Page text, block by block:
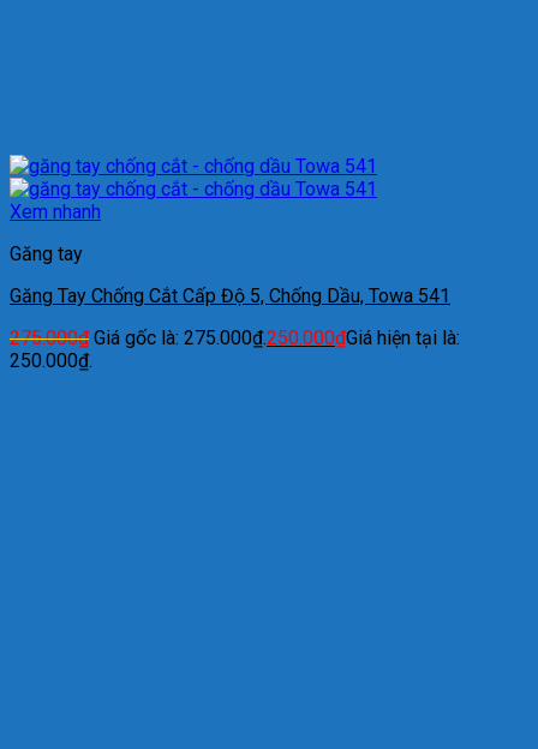
Xem nhanh
Găng tay
Găng Tay Chống Cắt Cấp Độ 5, Chống Dầu, Towa 541
275.000₫ Giá gốc là: 275.000₫.250.000₫Giá hiện tại là:
250.000₫.